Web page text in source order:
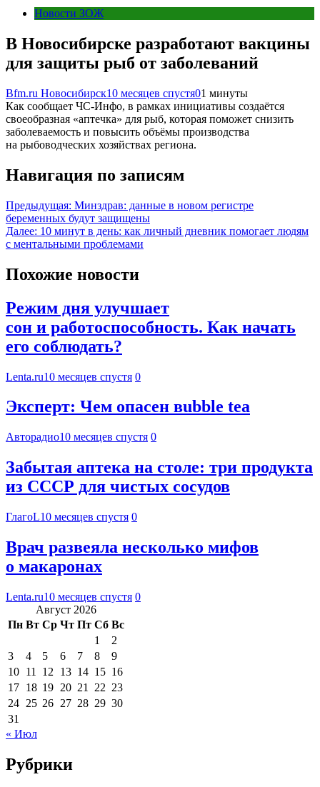
Новости ЗОЖ
В Новосибирске разработают вакцины
для защиты рыб от заболеваний
Bfm.ru Новосибирск10 месяцев спустя01 минуты
Как сообщает ЧС-Инфо, в рамках инициативы создаётся
своеобразная «аптечка» для рыб, которая поможет снизить
заболеваемость и повысить объёмы производства
на рыбоводческих хозяйствах региона.
Навигация по записям
Предыдущая: Минздрав: данные в новом регистре
беременных будут защищены
Далее: 10 минут в день: как личный дневник помогает людям
с ментальными проблемами
Похожие новости
Режим дня улучшает
сон и работоспособность. Как начать
его соблюдать?
Lenta.ru10 месяцев спустя 0
Эксперт: Чем опасен вubble tea
Авторадио10 месяцев спустя 0
Забытая аптека на столе: три продукта
из СССР для чистых сосудов
ГлагоL10 месяцев спустя 0
Врач развеяла несколько мифов
о макаронах
Lenta.ru10 месяцев спустя 0
Август 2026
Пн Вт Ср Чт Пт Сб Вс
1
2
3
4 5 6 7 8
9
10 11 12 13 14 15 16
17 18 19 20 21 22 23
24 25 26 27 28 29 30
31
« Июл
Рубрики